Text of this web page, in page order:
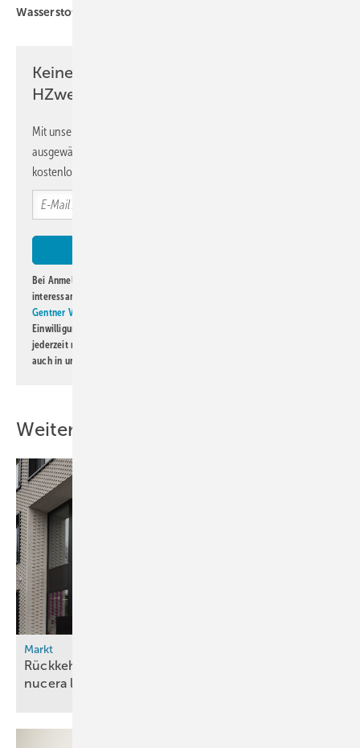
Wasserstoffwirtschaft
Keine Zeit? Kein Problem mit dem
HZwei-Newsletter!
Mit unserem Newsletter erhalten Sie regelmäßig von uns
ausgewählte Informationen und Neuigkeiten, gebündelt und
kostenlos direkt ins Postfach.
Bei Anmeldung zu diesem Newsletter bin ich damit einverstanden, über
interessante Verlags- und Online-Angebote
Gentner Verlag GmbH & Co. KG
Einwilligung kann ich jederzeit widerrufen und eine Abmeldung ist
jederzeit möglich. Informationen zum Umgang mit Daten finden Sie
auch in unserer
Weitere Inhalte
Markt
Rückkehr in die Gewinnzone: thyssenkrupp
nucera legt vorläufige Zahlen für 2024/25